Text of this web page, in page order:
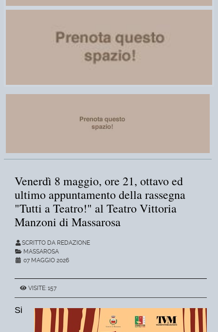
Venerdì 8 maggio, ore 21, ottavo ed
ultimo appuntamento della rassegna
"Tutti a Teatro!" al Teatro Vittoria
Manzoni di Massarosa
SCRITTO DA REDAZIONE
MASSAROSA
07 MAGGIO 2026
VISITE: 157
Si